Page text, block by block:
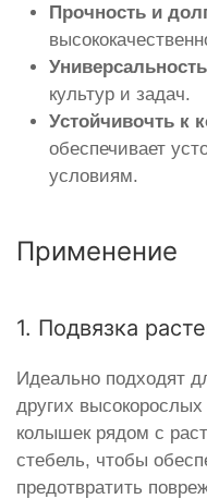
Прочность и
Универсальность
культур и задач.
Устойчивочть к
обеспечивает
условиям.
Применение
1. Подвязка
Идеально подходят
других высокорослых
колышек рядом с
стебель, чтобы
предотвратить